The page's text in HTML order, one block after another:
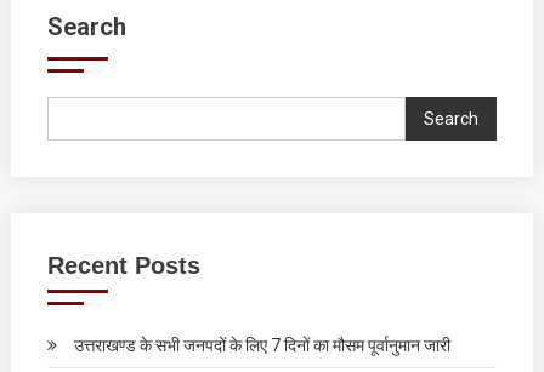
Search
Search
Recent Posts
उत्तराखण्ड के सभी जनपदों के लिए 7 दिनों का मौसम पूर्वानुमान जारी